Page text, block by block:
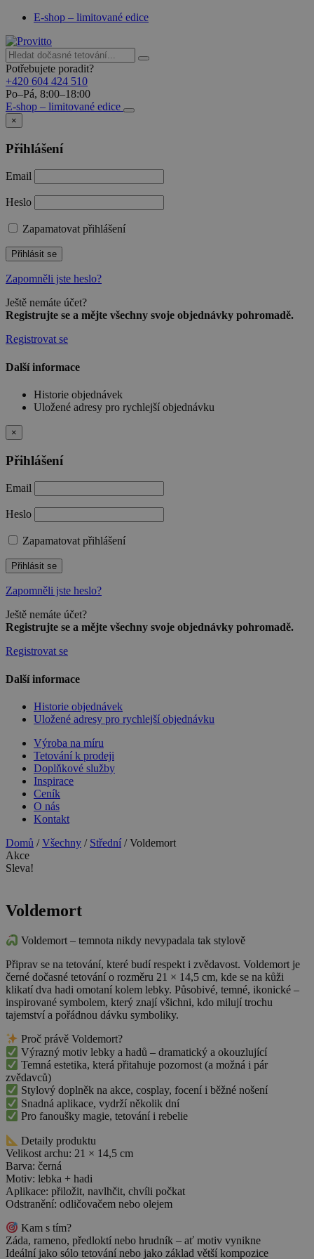
E-shop – limitované edice
Potřebujete poradit?
+420 604 424 510
Po–Pá, 8:00–18:00
E-shop – limitované edice
×
Přihlášení
Email
Heslo
Zapamatovat přihlášení
Přihlásit se
Zapomněli jste heslo?
Ještě nemáte účet?
Registrujte se a mějte všechny svoje objednávky pohromadě.
Registrovat se
Další informace
Historie objednávek
Uložené adresy pro rychlejší objednávku
×
Přihlášení
Email
Heslo
Zapamatovat přihlášení
Přihlásit se
Zapomněli jste heslo?
Ještě nemáte účet?
Registrujte se a mějte všechny svoje objednávky pohromadě.
Registrovat se
Další informace
Historie objednávek
Uložené adresy pro rychlejší objednávku
Výroba na míru
Tetování k prodeji
Doplňkové služby
Inspirace
Ceník
O nás
Kontakt
Domů /Všechny / Střední / Voldemort
Akce
Sleva!
Voldemort
Voldemort – temnota nikdy nevypadala tak stylově
Připrav se na tetování, které budí respekt i zvědavost. Voldemort je
černé dočasné tetování o rozměru 21 × 14,5 cm, kde se na kůži
klikatí dva hadi omotaní kolem lebky. Působivé, temné, ikonické –
inspirované symbolem, který znají všichni, kdo milují trochu
tajemství a pořádnou dávku symboliky.
Proč právě Voldemort?
Výrazný motiv lebky a hadů – dramatický a okouzlující
Temná estetika, která přitahuje pozornost (a možná i pár
zvědavců)
Stylový doplněk na akce, cosplay, focení i běžné nošení
Snadná aplikace, vydrží několik dní
Pro fanoušky magie, tetování i rebelie
Detaily produktu
Velikost archu: 21 × 14,5 cm
Barva: černá
Motiv: lebka + hadi
Aplikace: přiložit, navlhčit, chvíli počkat
Odstranění: odličovačem nebo olejem
Kam s tím?
Záda, rameno, předloktí nebo hrudník – ať motiv vynikne
Ideální jako sólo tetování nebo jako základ větší kompozice